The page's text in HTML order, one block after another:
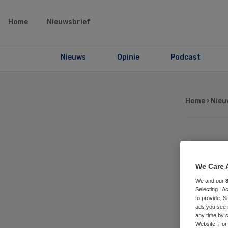
Home Nieuwsbrief
Nieuws Opinie Podcast
Home ›
We Care
We and our
Selecting I
to provide.
ads you see
any time by
Website.